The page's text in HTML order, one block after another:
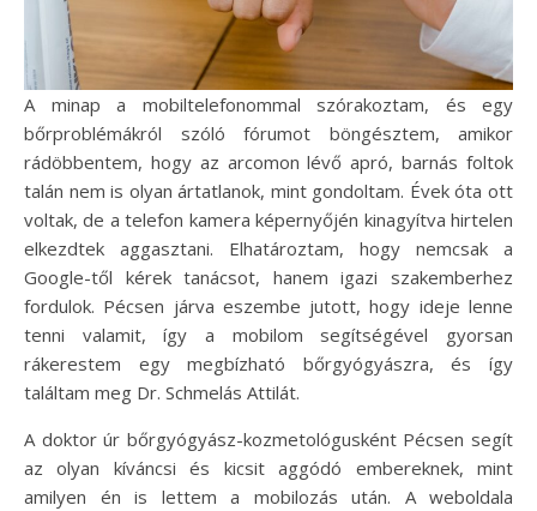
A minap a mobiltelefonommal szórakoztam, és egy
bőrproblémákról szóló fórumot böngésztem, amikor
rádöbbentem, hogy az arcomon lévő apró, barnás foltok
talán nem is olyan ártatlanok, mint gondoltam. Évek óta ott
voltak, de a telefon kamera képernyőjén kinagyítva hirtelen
elkezdtek aggasztani. Elhatároztam, hogy nemcsak a
Google-től kérek tanácsot, hanem igazi szakemberhez
fordulok. Pécsen járva eszembe jutott, hogy ideje lenne
tenni valamit, így a mobilom segítségével gyorsan
rákerestem egy megbízható bőrgyógyászra, és így
találtam meg Dr. Schmelás Attilát.
A doktor úr bőrgyógyász-kozmetológusként Pécsen segít
az olyan kíváncsi és kicsit aggódó embereknek, mint
amilyen én is lettem a mobilozás után. A weboldala